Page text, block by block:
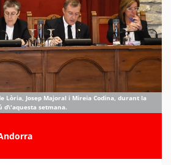
Lòria, Josep Majoral i Mireia Codina, durant la
d\'aquesta setmana.